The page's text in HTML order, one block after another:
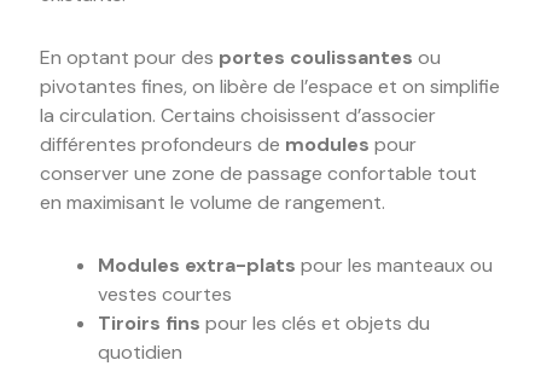
En optant pour des portes coulissantes ou
pivotantes fines, on libère de l’espace et on simplifie
la circulation. Certains choisissent d’associer
différentes profondeurs de modules pour
conserver une zone de passage confortable tout
en maximisant le volume de rangement.
Modules extra-plats pour les manteaux ou
vestes courtes
Tiroirs fins pour les clés et objets du
quotidien